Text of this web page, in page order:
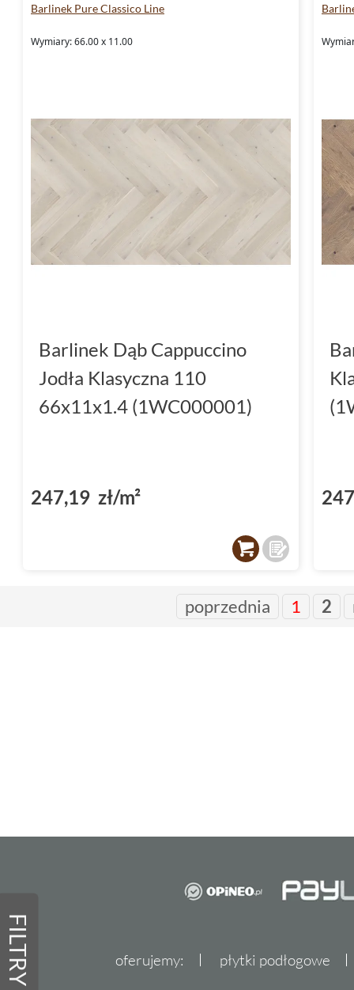
FILTRY
Barlinek Pure Classico Line
Wymiary: 66.00 x 11.00
Barlinek Dąb Cappuccino
Jodła Klasyczna 110
66x11x1.4 (1WC000001)
247,19 zł/m²
poprzednia 1 2
oferujemy: płytki podłogowe